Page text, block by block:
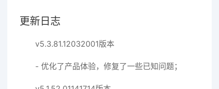
更新日志
v5.3.81.12032001版本
- 优化了产品体验，修复了一些已知问题；